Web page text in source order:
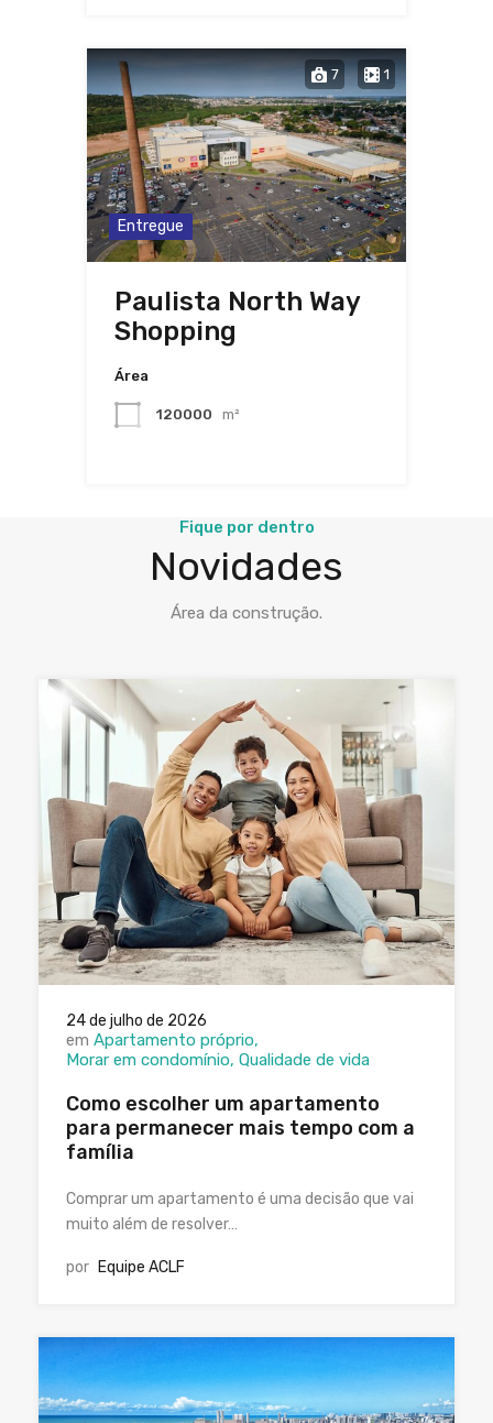
7 1
Entregue
Paulista North Way
Shopping
Área
120000 m²
Fique por dentro
Novidades
Área da construção.
24 de julho de 2026
em Apartamento próprio
Morar em condomínio Qualidade de vida
Como escolher um apartamento
para permanecer mais tempo com a
família
Comprar um apartamento é uma decisão que vai
muito além de resolver…
por Equipe ACLF